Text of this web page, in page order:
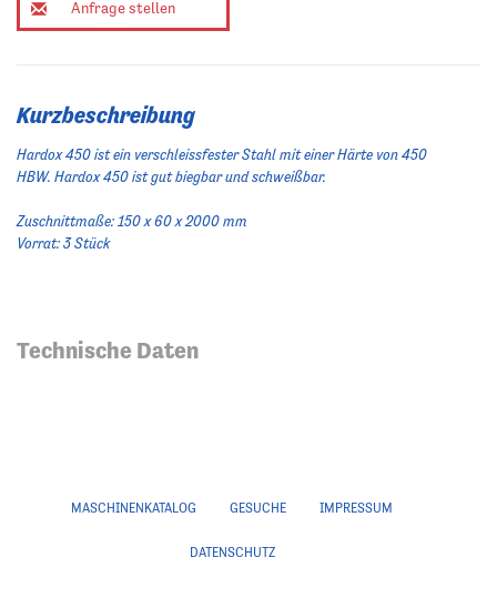
Anfrage stellen
Kurzbeschreibung
Hardox 450 ist ein verschleissfester Stahl mit einer Härte von 450
HBW. Hardox 450 ist gut biegbar und schweißbar.
Zuschnittmaße: 150 x 60 x 2000 mm
Vorrat: 3 Stück
Technische Daten
MASCHINENKATALOG GESUCHE IMPRESSUM
DATENSCHUTZ